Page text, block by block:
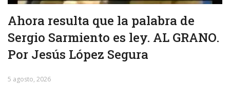
Ahora resulta que la palabra de
Sergio Sarmiento es ley. AL GRANO.
Por Jesús López Segura
5 agosto, 2026